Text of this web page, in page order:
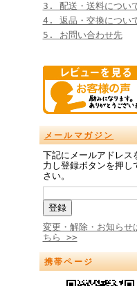
3. 配送・送料につい
4. 返品・交換につい
5. お問い合わせ先
メールマガジン
下記にメールアドレス
力し登録ボタンを押し
さい。
変更・解除・お知らせ
ちら >>
携帯ページ